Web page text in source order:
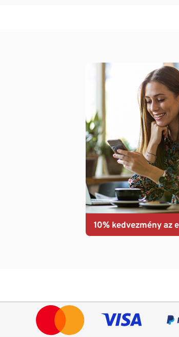
10% kedvezmény az